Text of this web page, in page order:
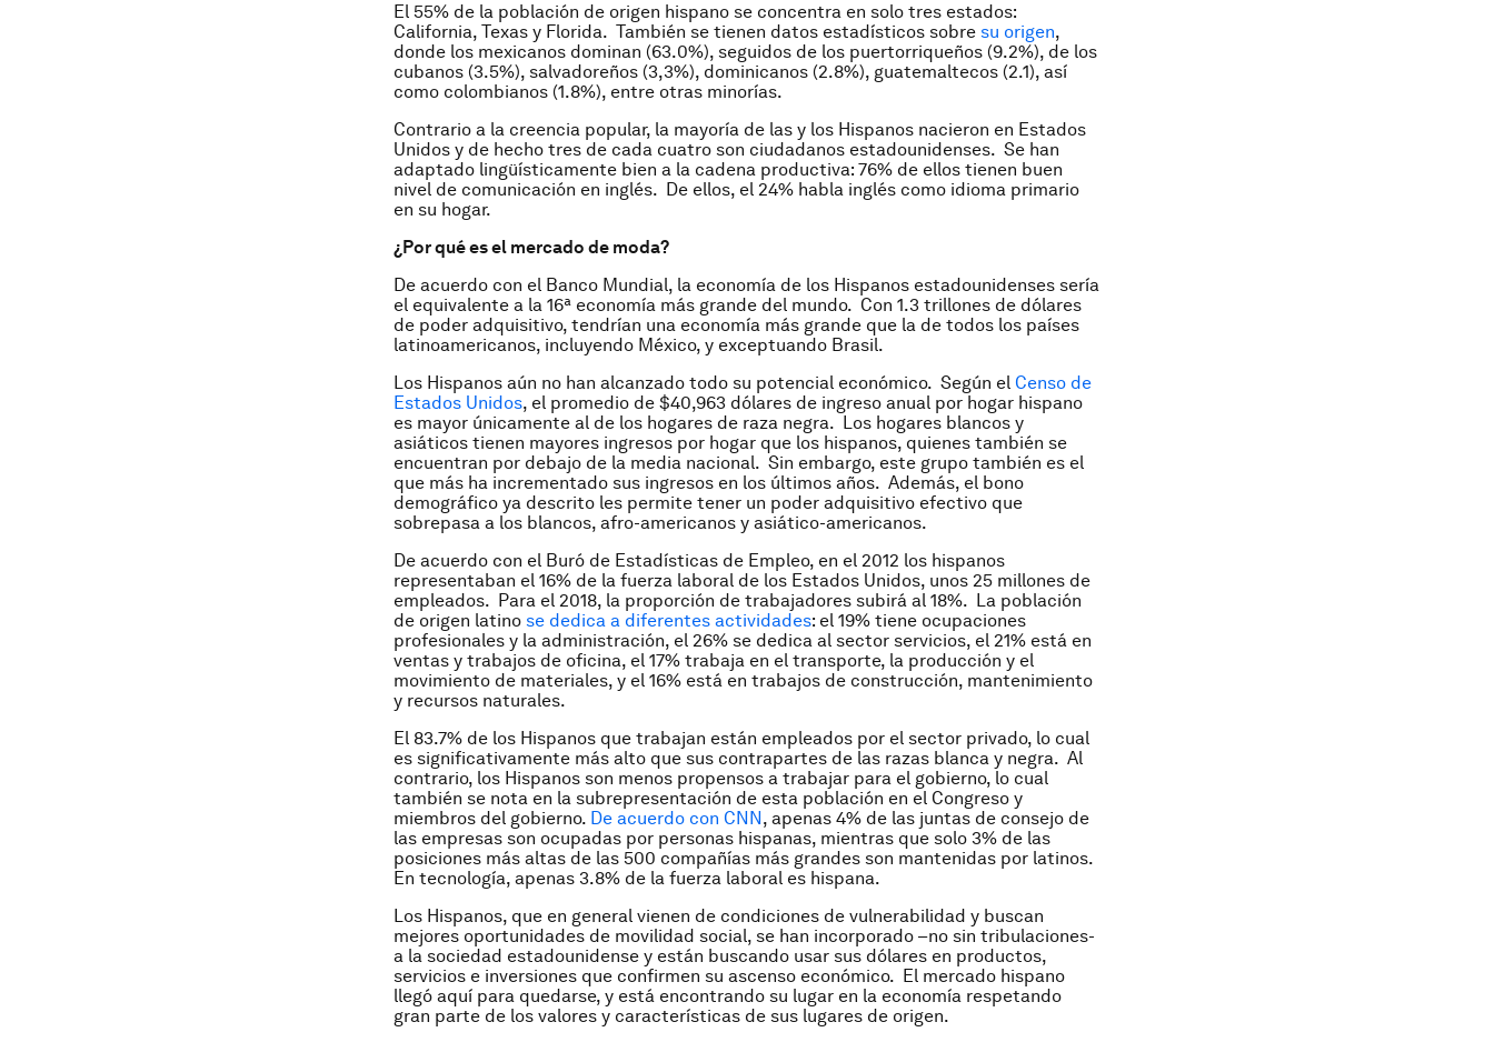
El 55% de la población de origen hispano se concentra en solo tres estados:
California, Texas y Florida. También se tienen datos estadísticos sobre su origen,
donde los mexicanos dominan (63.0%), seguidos de los puertorriqueños (9.2%), de los
cubanos (3.5%), salvadoreños (3,3%), dominicanos (2.8%), guatemaltecos (2.1), así
como colombianos (1.8%), entre otras minorías.
Contrario a la creencia popular, la mayoría de las y los Hispanos nacieron en Estados
Unidos y de hecho tres de cada cuatro son ciudadanos estadounidenses. Se han
adaptado lingüísticamente bien a la cadena productiva: 76% de ellos tienen buen
nivel de comunicación en inglés. De ellos, el 24% habla inglés como idioma primario
en su hogar.
¿Por qué es el mercado de moda?
De acuerdo con el Banco Mundial, la economía de los Hispanos estadounidenses sería
el equivalente a la 16ª economía más grande del mundo. Con 1.3 trillones de dólares
de poder adquisitivo, tendrían una economía más grande que la de todos los países
latinoamericanos, incluyendo México, y exceptuando Brasil.
Los Hispanos aún no han alcanzado todo su potencial económico. Según el Censo de
Estados Unidos, el promedio de $40,963 dólares de ingreso anual por hogar hispano
es mayor únicamente al de los hogares de raza negra. Los hogares blancos y
asiáticos tienen mayores ingresos por hogar que los hispanos, quienes también se
encuentran por debajo de la media nacional. Sin embargo, este grupo también es el
que más ha incrementado sus ingresos en los últimos años. Además, el bono
demográfico ya descrito les permite tener un poder adquisitivo efectivo que
sobrepasa a los blancos, afro-americanos y asiático-americanos.
De acuerdo con el Buró de Estadísticas de Empleo, en el 2012 los hispanos
representaban el 16% de la fuerza laboral de los Estados Unidos, unos 25 millones de
empleados. Para el 2018, la proporción de trabajadores subirá al 18%. La población
de origen latino se dedica a diferentes actividades: el 19% tiene ocupaciones
profesionales y la administración, el 26% se dedica al sector servicios, el 21% está en
ventas y trabajos de oficina, el 17% trabaja en el transporte, la producción y el
movimiento de materiales, y el 16% está en trabajos de construcción, mantenimiento
y recursos naturales.
El 83.7% de los Hispanos que trabajan están empleados por el sector privado, lo cual
es significativamente más alto que sus contrapartes de las razas blanca y negra. Al
contrario, los Hispanos son menos propensos a trabajar para el gobierno, lo cual
también se nota en la subrepresentación de esta población en el Congreso y
miembros del gobierno. De acuerdo con CNN, apenas 4% de las juntas de consejo de
las empresas son ocupadas por personas hispanas, mientras que solo 3% de las
posiciones más altas de las 500 compañías más grandes son mantenidas por latinos.
En tecnología, apenas 3.8% de la fuerza laboral es hispana.
Los Hispanos, que en general vienen de condiciones de vulnerabilidad y buscan
mejores oportunidades de movilidad social, se han incorporado –no sin tribulaciones-
a la sociedad estadounidense y están buscando usar sus dólares en productos,
servicios e inversiones que confirmen su ascenso económico. El mercado hispano
llegó aquí para quedarse, y está encontrando su lugar en la economía respetando
gran parte de los valores y características de sus lugares de origen.